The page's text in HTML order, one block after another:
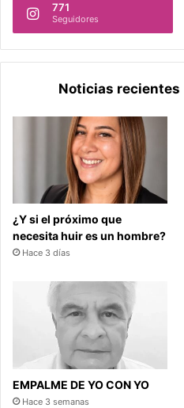
771
Seguidores
Noticias recientes
¿Y si el próximo que
necesita huir es un hombre?
Hace 3 días
EMPALME DE YO CON YO
Hace 3 semanas